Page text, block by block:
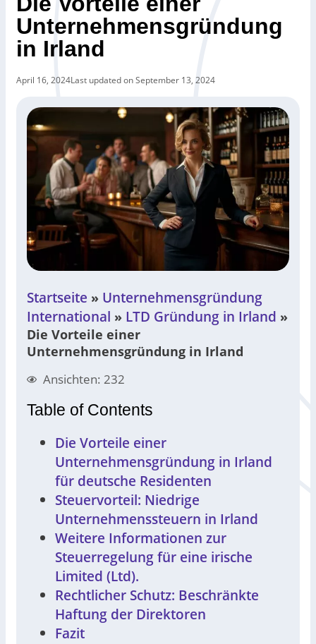
Unternehmensgründung
in Irland
April 16, 2024Last updated on September 13, 2024
Startseite » Unternehmensgründung
International » LTD Gründung in Irland »
Die Vorteile einer
Unternehmensgründung in Irland
Ansichten: 232
Table of Contents
Die Vorteile einer
Unternehmensgründung in Irland
für deutsche Residenten
Steuervorteil: Niedrige
Unternehmenssteuern in Irland
Weitere Informationen zur
Steuerregelung für eine irische
Limited (Ltd).
Rechtlicher Schutz: Beschränkte
Haftung der Direktoren
Fazit